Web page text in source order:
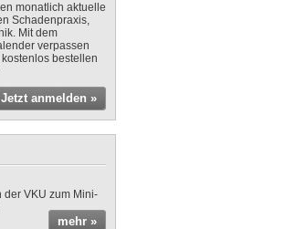
monatlich aktuelle
Schadenpraxis,
Mit dem
verpassen
bestellen
Jetzt anmelden »
der VKU zum Mini-
mehr »